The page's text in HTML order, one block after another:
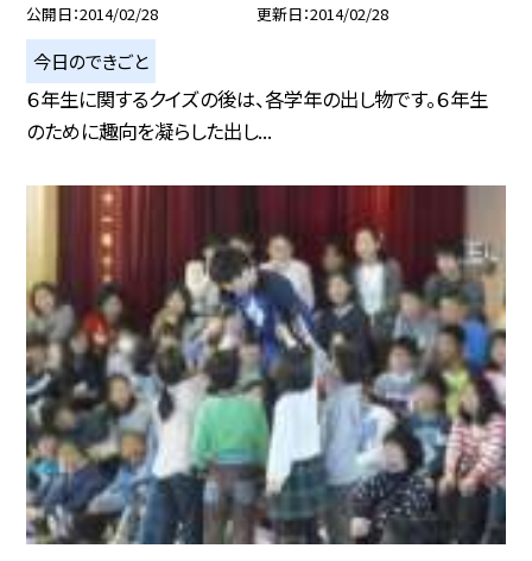
公開日 2014/02/28 更新日 2014/02/28
今日のできごと
６年生に関するクイズの後は、各学年の出し物です。６年生
のために趣向を凝らした出し...